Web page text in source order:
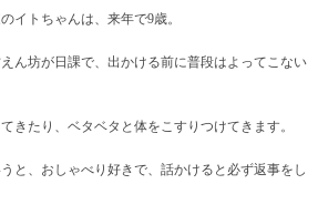
イトちゃんは、来年で9歳。
ん坊が日課で、出かける前に普段はよってこない
きたり、ベタベタと体をこすりつけてきます。
と、おしゃべり好きで、話かけると必ず返事をし